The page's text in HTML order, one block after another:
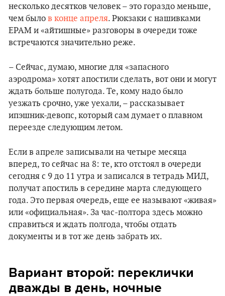
несколько десятков человек – это гораздо меньше,
чем было в конце апреля. Рюкзаки c нашивками
EPAM и «айтишные» разговоры в очереди тоже
встречаются значительно реже.
– Сейчас, думаю, многие для «запасного
аэродрома» хотят апостили сделать, вот они и могут
ждать больше полугода. Те, кому надо было
уезжать срочно, уже уехали, – рассказывает
ипэшник-девопс, который сам думает о плавном
переезде следующим летом.
Если в апреле записывали на четыре месяца
вперед, то сейчас на 8: те, кто отстоял в очереди
сегодня с 9 до 11 утра и записался в тетрадь МИД,
получат апостиль в середине марта следующего
года. Это первая очередь, еще ее называют «живая»
или «официальная». За час-полтора здесь можно
справиться и ждать полгода, чтобы отдать
документы и в тот же день забрать их.
Вариант второй: переклички
дважды в день, ночные